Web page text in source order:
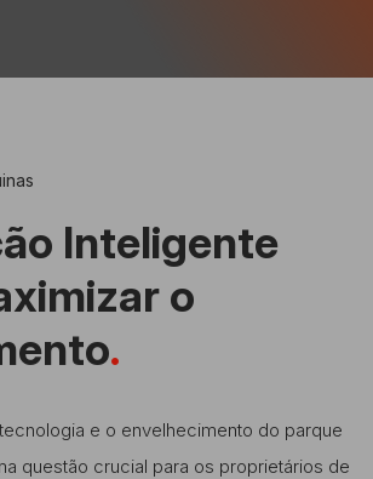
Inteligente
o
.
e o envelhecimento do parque
questão crucial para os proprietários de